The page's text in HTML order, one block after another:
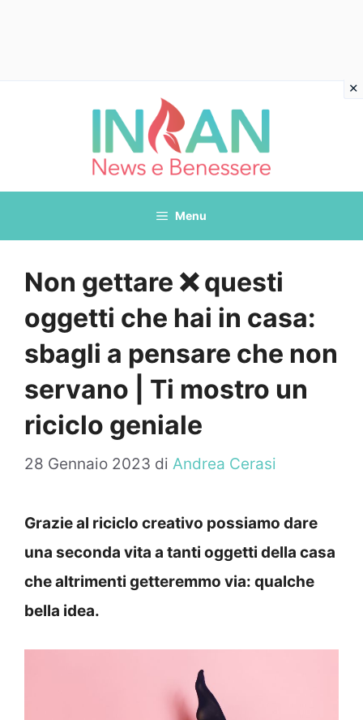
Menu
Non gettare ❌ questi
oggetti che hai in casa:
sbagli a pensare che non
servano | Ti mostro un
riciclo geniale
28 Gennaio 2023 di Andrea Cerasi
Grazie al riciclo creativo possiamo dare
una seconda vita a tanti oggetti della casa
che altrimenti getteremmo via: qualche
bella idea.